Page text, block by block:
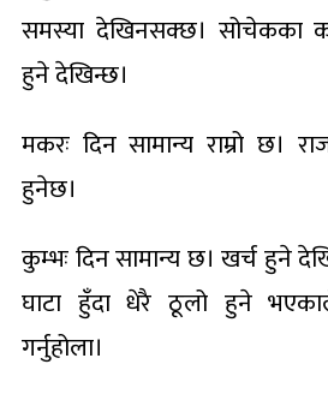
समस्या देखिनसक्छ। सोचेकका
हुने देखिन्छ।
मकरः दिन सामान्य राम्रो छ।
हुनेछ।
कुम्भः दिन सामान्य छ। खर्च हुने
घाटा हुँदा धेरै ठूलो हुने
गर्नुहोला।